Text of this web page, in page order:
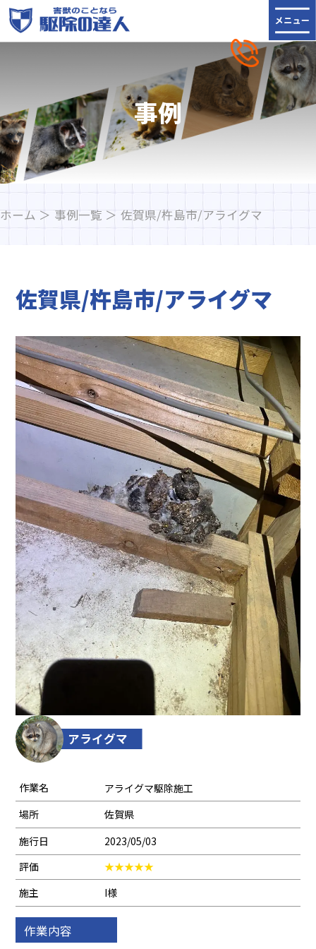
事例
ホーム 事例一覧 佐賀県/杵島市/アライグマ
佐賀県/杵島市/アライグマ
アライグマ
作業名
アライグマ駆除施工
場所
佐賀県
施行日
2023/05/03
評価
施主
I様
作業内容